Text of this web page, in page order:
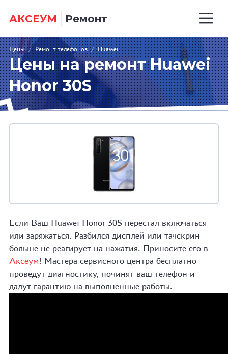
АКСЕУМ Ремонт
Цены / Ремонт телефонов / Huawei
Цены на ремонт Huawei
Honor 30S
Если Ваш Huawei Honor 30S перестал включаться
или заряжаться. Разбился дисплей или тачскрин
больше не реагирует на нажатия. Приносите его в
Аксеум! Мастера сервисного центра бесплатно
проведут диагностику, починят ваш телефон и
дадут гарантию на выполненные работы.